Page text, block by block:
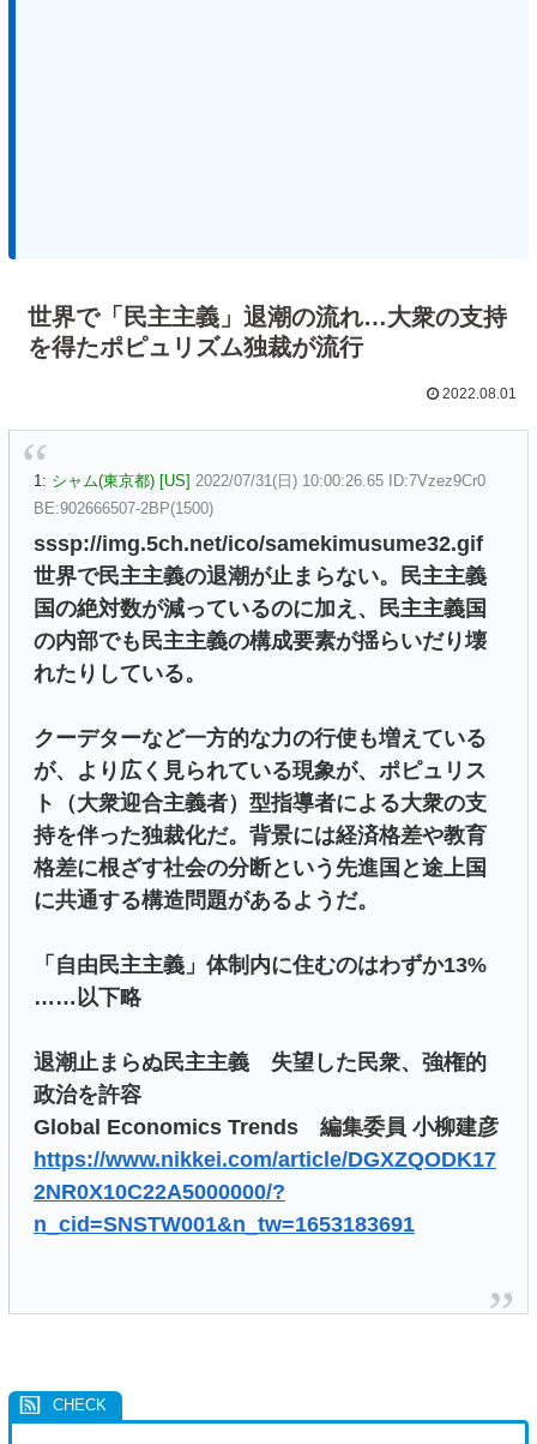
世界で「民主主義」退潮の流れ…大衆の支持
を得たポピュリズム独裁が流行
2022.08.01
1: シャム(東京都) [US] 2022/07/31(日) 10:00:26.65 ID:7Vzez9Cr0
BE:902666507-2BP(1500)
sssp://img.5ch.net/ico/samekimusume32.gif
世界で民主主義の退潮が止まらない。民主主義
国の絶対数が減っているのに加え、民主主義国
の内部でも民主主義の構成要素が揺らいだり壊
れたりしている。
クーデターなど一方的な力の行使も増えている
が、より広く見られている現象が、ポピュリス
ト（大衆迎合主義者）型指導者による大衆の支
持を伴った独裁化だ。背景には経済格差や教育
格差に根ざす社会の分断という先進国と途上国
に共通する構造問題があるようだ。
「自由民主主義」体制内に住むのはわずか13%
……以下略
退潮止まらぬ民主主義 失望した民衆、強権的
政治を許容
Global Economics Trends 編集委員 小柳建彦
https://www.nikkei.com/article/DGXZQODK17
2NR0X10C22A5000000/?
n_cid=SNSTW001&n_tw=1653183691